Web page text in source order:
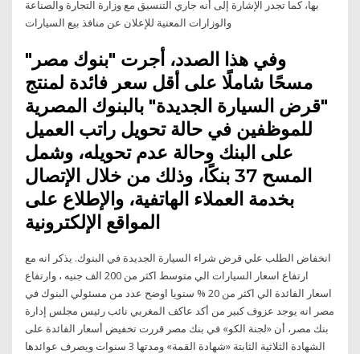
بها، كما تجدر الإشارة إلى أنه جاري التنسيق مع وزارة التجارة والصناعة
والوزارات المعنية للإعلان عن منافذ بيع السيارات
وفي هذا الصدد، أجرت "بنوك مصر"
مسحًا شاملًا على أقل سعر فائدة لمنتج
"قرض السيارة الجديدة" بالبنوك المصرية
للموظفين في حالة تحويل راتب العميل
على البنك وحالة عدم تحويله، وشمل
المسح 37 بنكًا، وذلك من خلال الإتصال
بخدمة العملاء الهاتفية، والإطلاع على
المواقع الإلكترونية
انخفاض الطلب علي قرض شراء السيارة الجديدة في البنوك. يذكر انه مع
ارتفاع اسعار السيارات الي متوسط اكثر من 200 الف جنيه ، وارتفاع
اسعار الفائدة الي اكثر من 20 % سنويا اوضح عدد من مسئولي البنوك في
مصر انه يوجد عزوف كبير من أكد عاكف المغربي نائب رئيس مجلس إدارة
بنك مصر، أن «لجنة الكو» في بنك مصر قررت تخفيض أسعار الفائدة على
الشهادة الثلاثية الثابتة «شهادة القمة» ومدتها 3 سنوات ويصرف عوائدها